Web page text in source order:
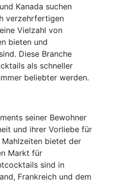
Kanada suchen
verzehrfertigen
Vielzahl von
bieten und
Diese Branche
als schneller
beliebter werden.
seiner Bewohner
und ihrer Vorliebe für
Mahlzeiten bietet der
Markt für
sind in
Frankreich und dem